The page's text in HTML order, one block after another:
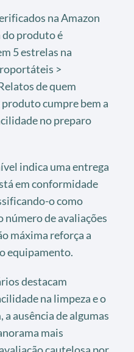
na Amazon
do produto é
5 estrelas na
>
de quem
cumpre bem a
no preparo
indica uma entrega
em conformidade
o como
número de avaliações
máxima reforça a
equipamento.
destacam
na limpeza e o
ausência de algumas
mais